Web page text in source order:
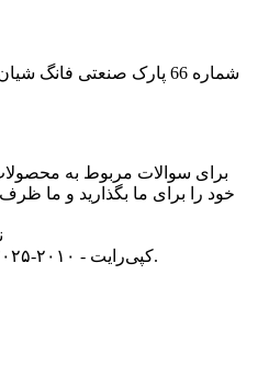
شماره 66 پارک صنعتی فانگ
برای سوالات مربوط به
© کپی‌رایت - ۲۰۱۰-۲۰۲۵: تمامی حقوق محفوظ است.